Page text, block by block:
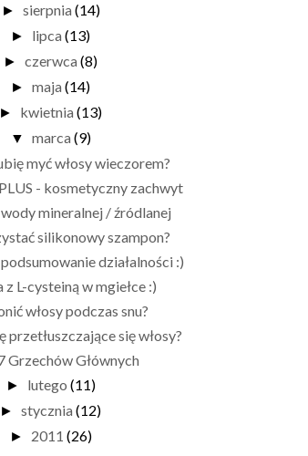
► sierpnia (14)
► lipca (13)
► czerwca (8)
► maja (14)
► kwietnia (13)
▼ marca (9)
myć włosy wieczorem?
- kosmetyczny zachwyt
wody mineralnej / źródlanej
silikonowy szampon?
działalności :)
z L-cysteiną w mgiełce :)
włosy podczas snu?
przetłuszczające się włosy?
Grzechów Głównych
► lutego (11)
► stycznia (12)
► 2011 (26)